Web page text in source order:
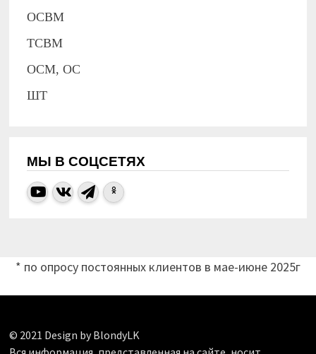
ОСВМ
ТСВМ
ОСМ, ОС
ШТ
МЫ В СОЦСЕТЯХ
* по опросу постоянных клиентов в мае-июне 2025г
© 2021 Design by BlondyLK